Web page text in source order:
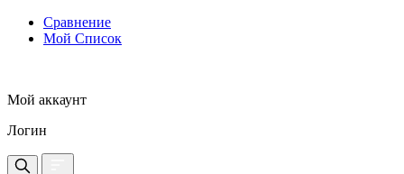
Сравнение
Мой Список
Мой аккаунт
Логин